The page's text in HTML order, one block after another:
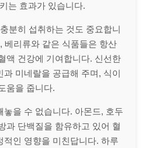
는 효과가 있습니다.
분히 섭취하는 것도 중요합니
베리류와 같은 식품들은 항산
액 건강에 기여합니다. 신선한
과 미네랄을 공급해 주며, 식이
움을 줍니다.
놓을 수 없습니다. 아몬드, 호두
과 단백질을 함유하고 있어 혈
적인 영향을 미친답니다. 하루